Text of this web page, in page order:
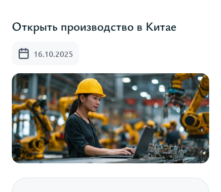
Открыть производство в Китае
16.10.2025